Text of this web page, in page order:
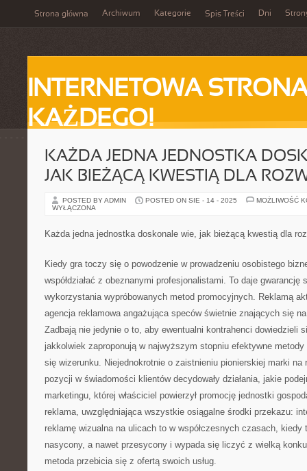
Strona główna Archiwum Kategorie Spis Treści Dni
INTERNETOWA
KAŻDEGO!
KAŻDA JEDNA JEDNOSTKA
JAK BIEŻĄCĄ KWESTIĄ DLA
POSTED BY ADMIN POSTED ON SIE - 14 - 2025
MOŻLIWOŚĆ
WYŁĄCZONA
Każda jedna jednostka doskonale wie, jak bieżącą kwestią dla
Kiedy gra toczy się o powodzenie w prowadzeniu osobistego
współdziałać z obeznanymi profesjonalistami. To daje gwarancję
wykorzystania wypróbowanych metod promocyjnych. Reklamą
agencja reklamowa angażująca speców świetnie znających się
Zadbają nie jedynie o to, aby ewentualni kontrahenci dowiedzieli
jakkolwiek zaproponują w najwyższym stopniu efektywne
się wizerunku. Niejednokrotnie o zaistnieniu pionierskiej marki na
pozycji w świadomości klientów decydowały działania, jakie
marketingu, której właściciel powierzył promocję jednostki
reklama, uwzględniająca wszystkie osiągalne środki przekazu:
reklamę wizualna na ulicach to w współczesnych czasach, kiedy
nasycony, a nawet przesycony i wypada się liczyć z wielką
metoda przebicia się z ofertą swoich usług.